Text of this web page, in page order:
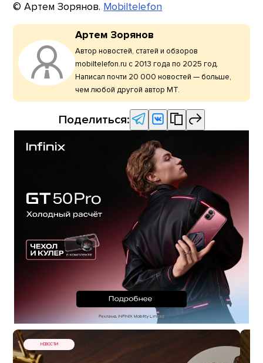
© Артем Зорянов. Mobiltelefon
Артем Зорянов
Автор новостей, статей и обзоров
mobiltelefon.ru с 2013 года по 2025 год.
Написал почти 20 000 новостей — больше,
чем любой другой автор МТ.
Поделиться:
НОВОСТИ